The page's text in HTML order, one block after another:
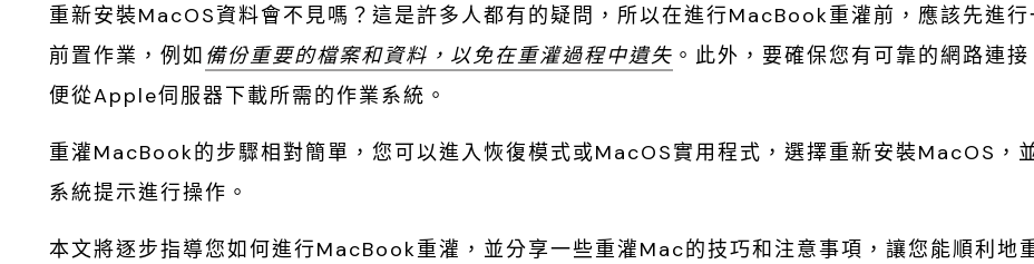
重新安裝MacOS資料會不見嗎？這是許多人都有的疑問，所以在進行MacBook重灌前，應該先進行
前置作業，例如 備份重要的檔案和資料，以免在重灌過程中遺失 。此外，要確保您有可靠的網路連接
便從Apple伺服器下載所需的作業系統。
重灌MacBook的步驟相對簡單，您可以進入恢復模式或MacOS實用程式，選擇重新安裝MacOS，
系統提示進行操作。
本文將逐步指導您如何進行MacBook重灌，並分享一些重灌Mac的技巧和注意事項，讓您能順利地